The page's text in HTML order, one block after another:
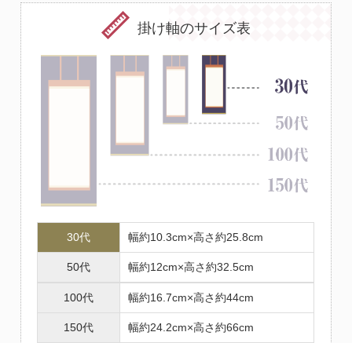
掛け軸のサイズ表
30代 幅約10.3cm×高さ約25.8cm
50代 幅約12cm×高さ約32.5cm
100代 幅約16.7cm×高さ約44cm
150代 幅約24.2cm×高さ約66cm